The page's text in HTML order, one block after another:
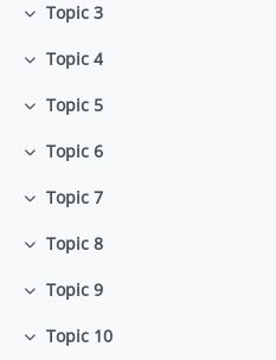
Collapse
Topic 3
Collapse
Topic 4
Collapse
Topic 5
Collapse
Topic 6
Collapse
Topic 7
Collapse
Topic 8
Collapse
Topic 9
Collapse
Topic 10